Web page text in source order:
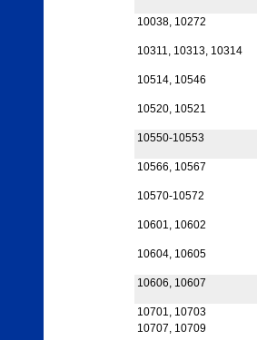
10038, 10272
10311, 10313, 10314
10514, 10546
10520, 10521
10550-10553
10566, 10567
10570-10572
10601, 10602
10604, 10605
10606, 10607
10701, 10703
10707, 10709